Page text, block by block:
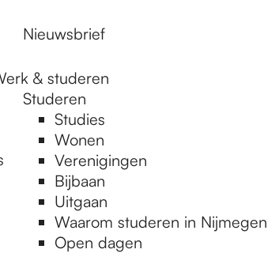
Nieuwsbrief
& studeren
Studeren
Studies
Wonen
Verenigingen
Bijbaan
Uitgaan
Waarom studeren in Nijmegen
Open dagen